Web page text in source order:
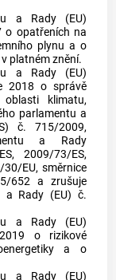
a Rady (EU)
o opatřeních na
plynu a o
platném znění.
a Rady (EU)
2018 o správě
klimatu,
parlamentu a
č. 715/2009,
a Rady
2009/73/ES,
EU, směrnice
652 a zrušuje
a Rady (EU) č.
a Rady (EU)
o rizikové
a o
a Rady (EU)